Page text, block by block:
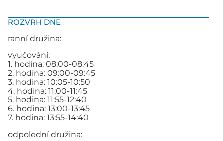
ROZVRH DNE
ranní družina:
vyučování:
1. hodina: 08:00-08:45
2. hodina: 09:00-09:45
3. hodina: 10:05-10:50
4. hodina: 11:00-11:45
5. hodina: 11:55-12:40
6. hodina: 13:00-13:45
7. hodina: 13:55-14:40
odpolední družina: